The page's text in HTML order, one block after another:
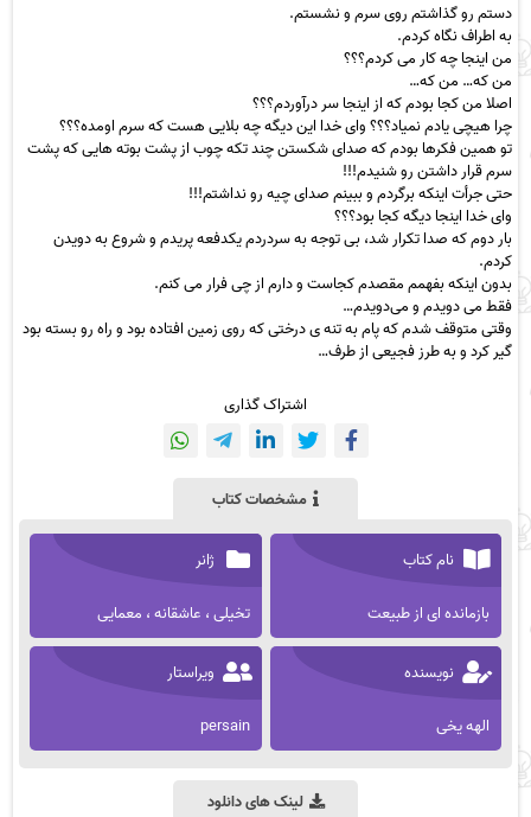
دستم رو گذاشتم روی سرم و نشستم.
به اطراف نگاه کردم.
من اینجا چه کار می کردم؟؟؟
من که… من که…
اصلا من کجا بودم که از اینجا سر درآوردم؟؟؟
چرا هیچی یادم نمیاد؟؟؟ وای خدا این دیگه چه بلایی هست که سرم اومده؟؟؟
تو همین فکرها بودم که صدای شکستن چند تکه چوب از پشت بوته هایی که پشت
سرم قرار داشتن رو شنیدم!!!
حتی جرأت اینکه برگردم و ببینم صدای چیه رو نداشتم!!!
وای خدا اینجا دیگه کجا بود؟؟؟
بار دوم که صدا تکرار شد، بی توجه به سردردم یکدفعه پریدم و شروع به دویدن
کردم.
بدون اینکه بفهمم مقصدم کجاست و دارم از چی فرار می کنم.
فقط می دویدم و می‌دویدم…
وقتی متوقف شدم که پام به تنه ی درختی که روی زمین افتاده بود و راه رو بسته بود
گیر کرد و به طرز فجیعی از طرف…
اشتراک گذاری
مشخصات کتاب
نام کتاب
بازمانده ای از طبیعت
ژانر
تخیلی ، عاشقانه ، معمایی
نویسنده
الهه یخی
ویراستار
persain
لینک های دانلود